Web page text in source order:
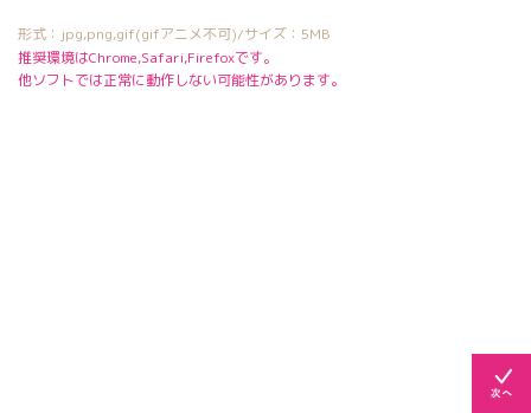
形式：jpg,png,gif(gifアニメ不可)/サイズ：5MB
推奨環境はChrome,Safari,Firefoxです。
他ソフトでは正常に動作しない可能性があります。